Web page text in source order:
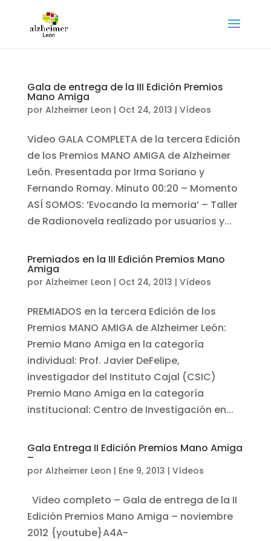
Gala de entrega de la III Edición Premios
Mano Amiga
por Alzheimer Leon | Oct 24, 2013 | Vídeos
Video GALA COMPLETA de la tercera Edición
de los Premios MANO AMIGA de Alzheimer
León. Presentada por Irma Soriano y
Fernando Romay. Minuto 00:20 – Momento
ASÍ SOMOS: ‘Evocando la memoria’ – Taller
de Radionovela realizado por usuarios y...
Premiados en la III Edición Premios Mano
Amiga
por Alzheimer Leon | Oct 24, 2013 | Vídeos
PREMIADOS en la tercera Edición de los
Premios MANO AMIGA de Alzheimer León:
Premio Mano Amiga en la categoría
individual: Prof. Javier DeFelipe,
investigador del Instituto Cajal (CSIC)
Premio Mano Amiga en la categoría
institucional: Centro de Investigación en...
Gala Entrega II Edición Premios Mano Amiga
–
por Alzheimer Leon | Ene 9, 2013 | Vídeos
Video completo – Gala de entrega de la II
Edición Premios Mano Amiga – noviembre
2012 {youtube}A4A-